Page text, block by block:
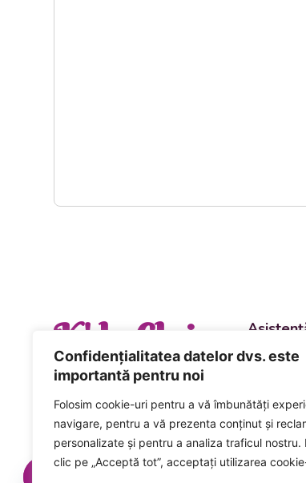
Confidențialitatea datelor dvs. este
importantă pentru noi
Folosim cookie-uri pentru a vă îmbunătăți
navigare, pentru a vă prezenta conținut și
personalizate și pentru a analiza traficul nostru.
clic pe „Acceptă tot”, acceptați utilizarea
K' la Cluj
Comenzi
+40